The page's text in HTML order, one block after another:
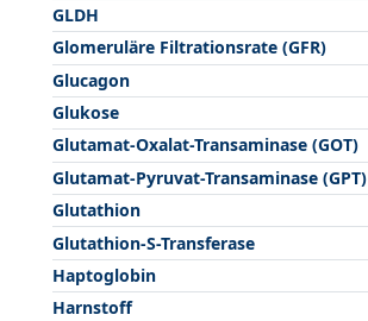
GLDH
Glomeruläre Filtrationsrate (GFR)
Glucagon
Glukose
Glutamat-Oxalat-Transaminase (GOT)
Glutamat-Pyruvat-Transaminase (GPT)
Glutathion
Glutathion-S-Transferase
Haptoglobin
Harnstoff